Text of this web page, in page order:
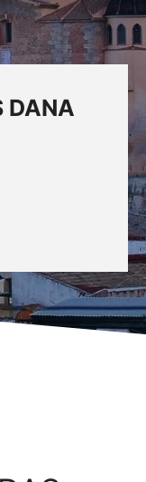
DANA